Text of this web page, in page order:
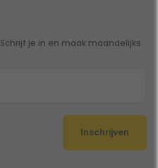
je in en maak maandelijks
Inschrijven